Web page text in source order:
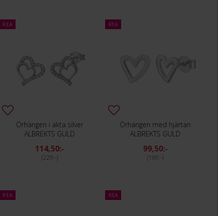
REA
Örhängen i äkta silver
ALBREKTS GULD
114,50:-
229:-
REA
Örhängen med hjärtan
ALBREKTS GULD
99,50:-
199:-
REA REA